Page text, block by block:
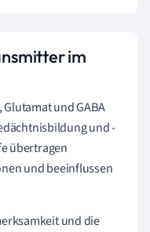
im
und GABA
und -
übertragen
und beeinflussen
und die